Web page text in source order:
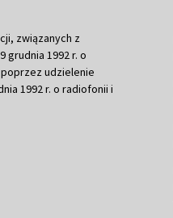
związanych z
grudnia 1992 r. o
poprzez udzielenie
1992 r. o radiofonii i